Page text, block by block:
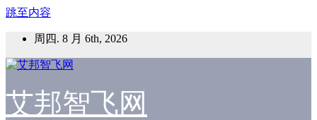
跳至内容
周四. 8 月 6th, 2026
艾邦智飞网